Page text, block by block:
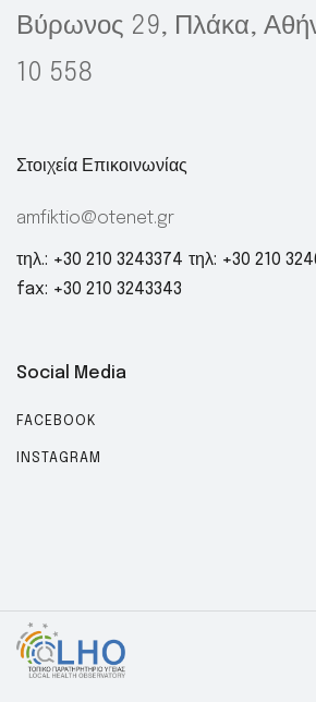
Βύρωνος 29, Πλάκα,
10 558
Στοιχεία Επικοινωνίας
amfiktio@otenet.gr
τηλ.: +30 210 3243374 τηλ: +30 210
fax: +30 210 3243343
Social Media
FACEBOOK
INSTAGRAM